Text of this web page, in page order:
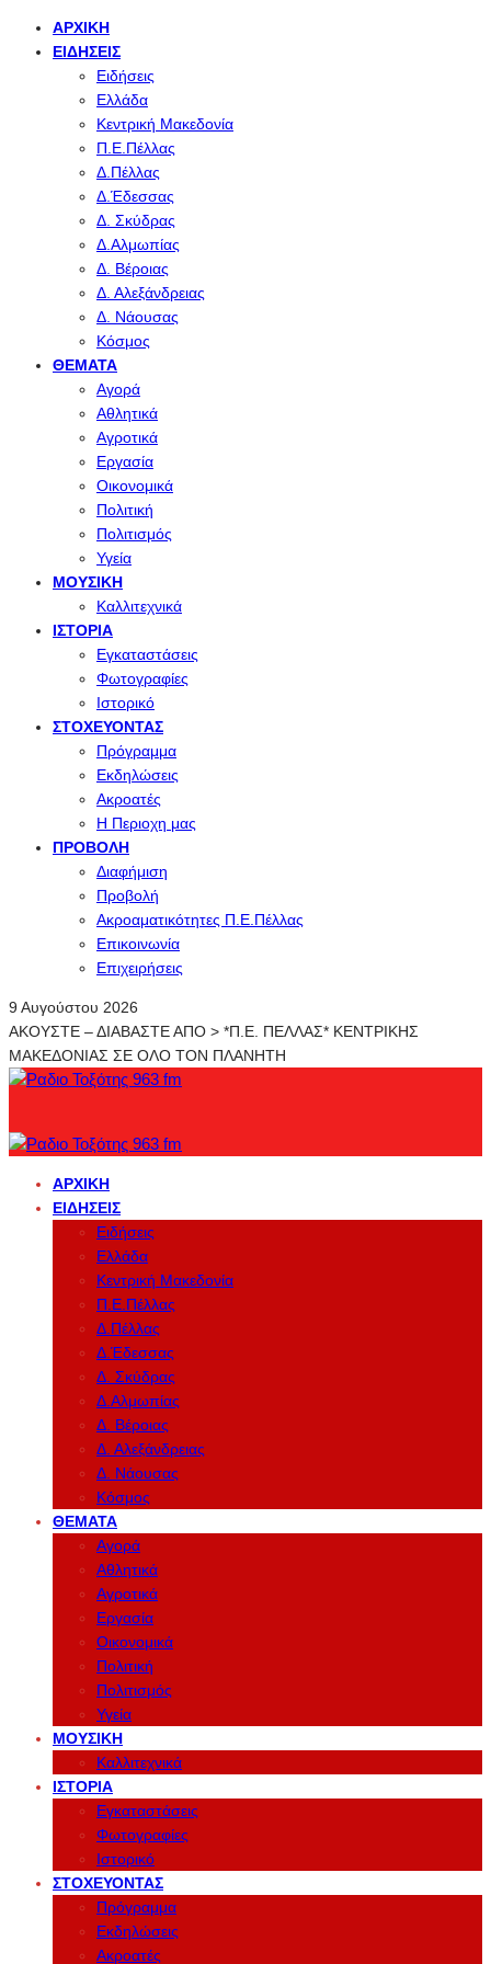
ΑΡΧΙΚΉ
ΕΙΔΉΣΕΙΣ
Ειδήσεις
Ελλάδα
Κεντρική Μακεδονία
Π.Ε.Πέλλας
Δ.Πέλλας
Δ.Έδεσσας
Δ. Σκύδρας
Δ.Αλμωπίας
Δ. Βέροιας
Δ. Αλεξάνδρειας
Δ. Νάουσας
Κόσμος
ΘΈΜΑΤΑ
Αγορά
Αθλητικά
Αγροτικά
Εργασία
Οικονομικά
Πολιτική
Πολιτισμός
Υγεία
ΜΟΥΣΙΚΉ
Καλλιτεχνικά
ΙΣΤΟΡΊΑ
Εγκαταστάσεις
Φωτογραφίες
Ιστορικό
ΣΤΟΧΕΎΟΝΤΑΣ
Πρόγραμμα
Εκδηλώσεις
Ακροατές
Η Περιοχη μας
ΠΡΟΒΟΛΉ
Διαφήμιση
Προβολή
Ακροαματικότητες Π.Ε.Πέλλας
Επικοινωνία
Επιχειρήσεις
9 Αυγούστου 2026
ΑΚΟΥΣΤΕ – ΔΙΑΒΑΣΤΕ ΑΠΟ > *Π.Ε. ΠΕΛΛΑΣ* ΚΕΝΤΡΙΚΗΣ
ΜΑΚΕΔΟΝΙΑΣ ΣΕ ΟΛΟ ΤΟΝ ΠΛΑΝΗΤΗ
ΑΡΧΙΚΉ
ΕΙΔΉΣΕΙΣ
Ειδήσεις
Ελλάδα
Κεντρική Μακεδονία
Π.Ε.Πέλλας
Δ.Πέλλας
Δ.Έδεσσας
Δ. Σκύδρας
Δ.Αλμωπίας
Δ. Βέροιας
Δ. Αλεξάνδρειας
Δ. Νάουσας
Κόσμος
ΘΈΜΑΤΑ
Αγορά
Αθλητικά
Αγροτικά
Εργασία
Οικονομικά
Πολιτική
Πολιτισμός
Υγεία
ΜΟΥΣΙΚΉ
Καλλιτεχνικά
ΙΣΤΟΡΊΑ
Εγκαταστάσεις
Φωτογραφίες
Ιστορικό
ΣΤΟΧΕΎΟΝΤΑΣ
Πρόγραμμα
Εκδηλώσεις
Ακροατές